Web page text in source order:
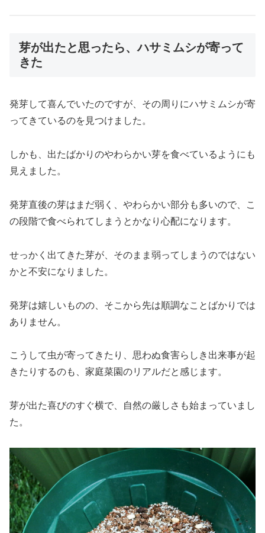
芽が出たと思ったら、ハサミムシが寄って
きた
発芽して喜んでいたのですが、その周りにハサミムシが寄
ってきているのを見つけました。
しかも、出たばかりのやわらかい芽を食べているようにも
見えました。
発芽直後の芽はまだ弱く、やわらかい部分も多いので、こ
の段階で食べられてしまうとかなり心配になります。
せっかく出てきた芽が、そのまま弱ってしまうのではない
かと不安になりました。
発芽は嬉しいものの、そこから先は順調なことばかりでは
ありません。
こうして虫が寄ってきたり、思わぬ食害らしき出来事が起
きたりするのも、家庭菜園のリアルだと感じます。
芽が出た喜びのすぐ横で、自然の厳しさも始まっていまし
た。